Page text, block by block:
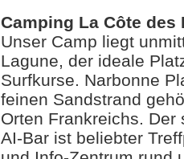
Camping La Côte des
Unser Camp liegt
Lagune, der ideale
Surfkurse. Narbonne
feinen Sandstrand
Orten Frankreichs.
AI-Bar ist beliebter